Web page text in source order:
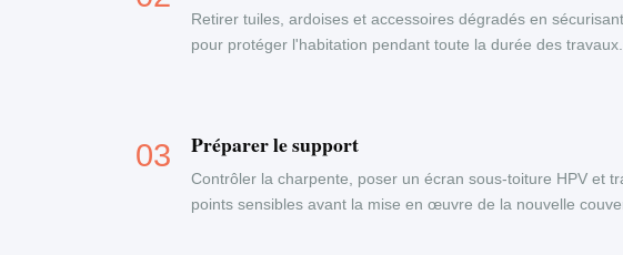
Retirer tuiles, ardoises et accessoires dégradés en
pour protéger l'habitation pendant toute la durée des travaux.
Préparer le support
Contrôler la charpente, poser un écran sous-toiture HPV et
points sensibles avant la mise en œuvre de la nouvelle